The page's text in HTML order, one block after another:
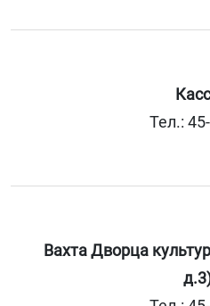
Тел.:
Вахта Дворца